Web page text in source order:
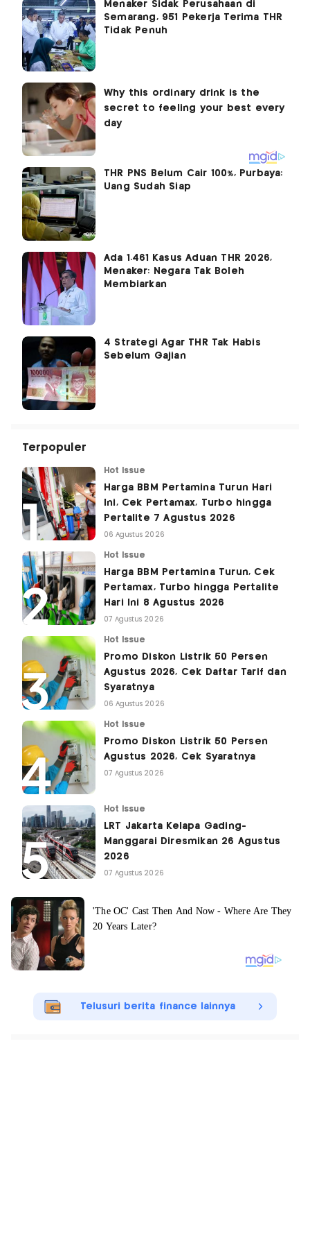
Menaker Sidak Perusahaan di
Semarang, 951 Pekerja Terima THR
Tidak Penuh
THR PNS Belum Cair 100%, Purbaya:
Uang Sudah Siap
Ada 1.461 Kasus Aduan THR 2026,
Menaker: Negara Tak Boleh
Membiarkan
4 Strategi Agar THR Tak Habis
Sebelum Gajian
Terpopuler
Hot Issue
Harga BBM Pertamina Turun Hari
Ini, Cek Pertamax, Turbo hingga
Pertalite 7 Agustus 2026
06 Agustus 2026
Hot Issue
Harga BBM Pertamina Turun, Cek
Pertamax, Turbo hingga Pertalite
Hari Ini 8 Agustus 2026
07 Agustus 2026
Hot Issue
Promo Diskon Listrik 50 Persen
Agustus 2026, Cek Daftar Tarif dan
Syaratnya
06 Agustus 2026
Hot Issue
Promo Diskon Listrik 50 Persen
Agustus 2026, Cek Syaratnya
07 Agustus 2026
Hot Issue
LRT Jakarta Kelapa Gading-
Manggarai Diresmikan 26 Agustus
2026
07 Agustus 2026
Telusuri berita finance lainnya